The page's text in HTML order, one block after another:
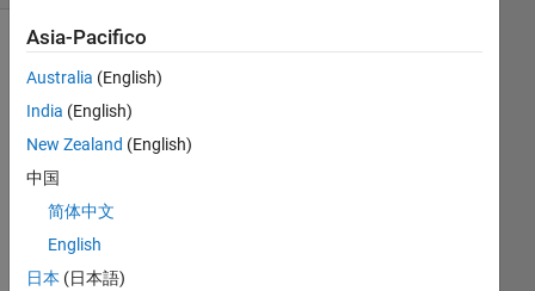
am
tryi
Asia-Pacifico
Australia (English)
India (English)
New Zealand (English)
中国
简体中文
English
日本 (日本語)